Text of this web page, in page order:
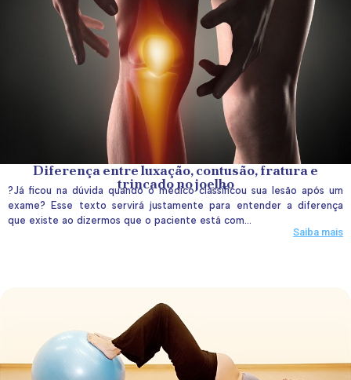
Diferença entre luxação, contusão, fratura e
trincado no joelho
?Já ficou na dúvida quando o médico classificou sua lesão após um
exame? Esse texto servirá justamente para entender a diferença
que existe ao dizermos que o paciente está com...
Saiba mais